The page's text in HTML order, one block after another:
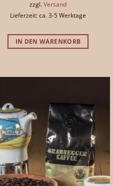
zzgl. Versand
Lieferzeit: ca. 3-5 Werktage
IN DEN WARENKORB